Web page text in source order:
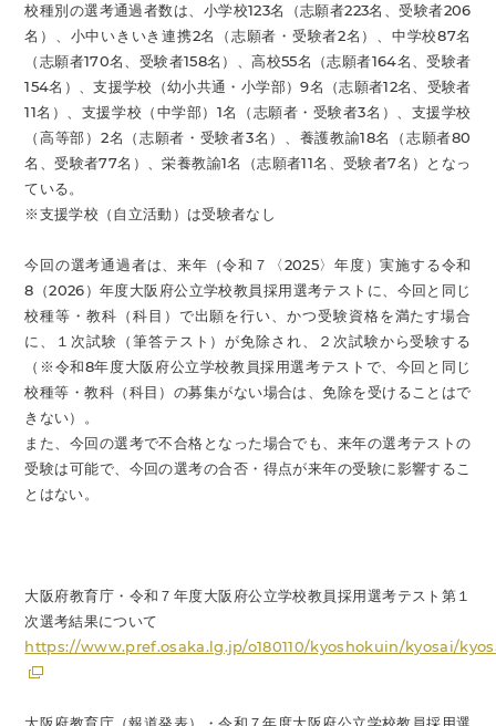
校種別の選考通過者数は、小学校123名（志願者223名、受験者206
名）、小中いきいき連携2名（志願者・受験者2名）、中学校87名
（志願者170名、受験者158名）、高校55名（志願者164名、受験者
154名）、支援学校（幼小共通・小学部）9名（志願者12名、受験者
11名）、支援学校（中学部）1名（志願者・受験者3名）、支援学校
（高等部）2名（志願者・受験者3名）、養護教諭18名（志願者80
名、受験者77名）、栄養教諭1名（志願者11名、受験者7名）となっ
ている。
※支援学校（自立活動）は受験者なし
今回の選考通過者は、来年（令和７〈2025〉年度）実施する令和
8（2026）年度大阪府公立学校教員採用選考テストに、今回と同じ
校種等・教科（科目）で出願を行い、かつ受験資格を満たす場合
に、１次試験（筆答テスト）が免除され、２次試験から受験する
（※令和8年度大阪府公立学校教員採用選考テストで、今回と同じ
校種等・教科（科目）の募集がない場合は、免除を受けることはで
きない）。
また、今回の選考で不合格となった場合でも、来年の選考テストの
受験は可能で、今回の選考の合否・得点が来年の受験に影響するこ
とはない。
大阪府教育庁・令和７年度大阪府公立学校教員採用選考テスト第１
次選考結果について
https://www.pref.osaka.lg.jp/o180110/kyoshokuin/kyosai/